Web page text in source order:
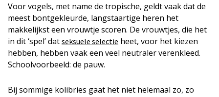
Voor vogels, met name de tropische, geldt vaak dat de
meest bontgekleurde, langstaartige heren het
makkelijkst een vrouwtje scoren. De vrouwtjes, die het
in dit ‘spel’ dat seksuele selectie heet, voor het kiezen
hebben, hebben vaak een veel neutraler verenkleed.
Schoolvoorbeeld: de pauw.
Bij sommige kolibries gaat het niet helemaal zo, zo